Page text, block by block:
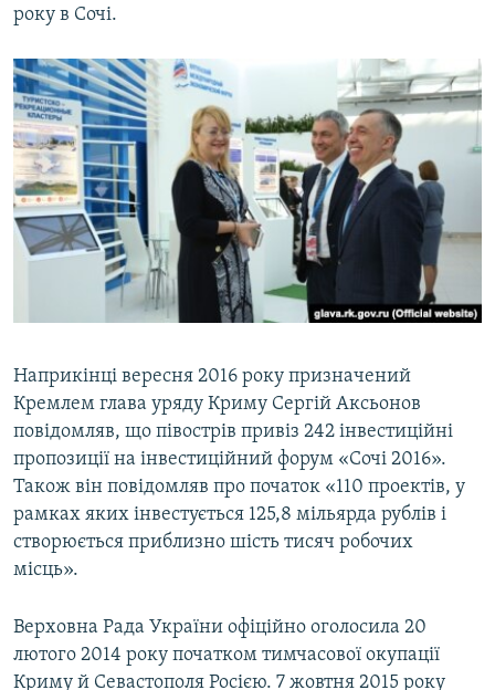
року в Сочі.
Наприкінці вересня 2016 року призначений
Кремлем глава уряду Криму Сергій Аксьонов
повідомляв, що півострів привіз 242 інвестиційні
пропозиції на інвестиційний форум «Сочі 2016».
Також він повідомляв про початок «110 проектів, у
рамках яких інвестується 125,8 мільярда рублів і
створюється приблизно шість тисяч робочих
місць».
Верховна Рада України офіційно оголосила 20
лютого 2014 року початком тимчасової окупації
Криму й Севастополя Росією. 7 жовтня 2015 року